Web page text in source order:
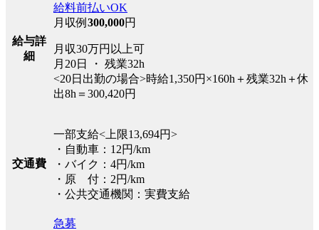
給与詳
細
給料前払いOK
月収例 300,000円
月収30万円以上可
月20日 ・ 残業32h
<20日出勤の場合>時給1,350円×160h＋残業32h＋休
出8h＝300,420円
交通費
一部支給<上限13,694円>
・自動車：12円/km
・バイク：4円/km
・原 付：2円/km
・公共交通機関：実費支給
急募